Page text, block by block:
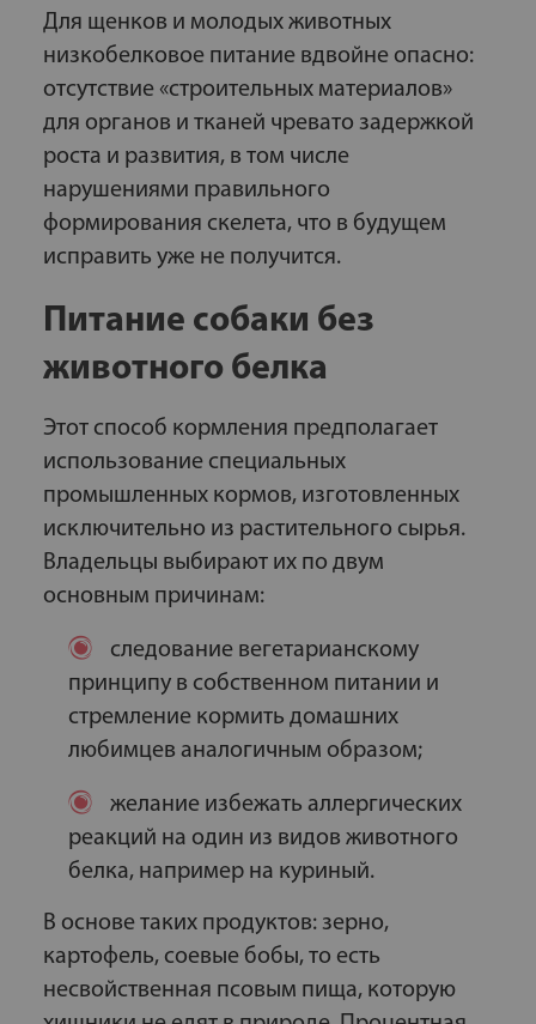
Для щенков и молодых животных
низкобелковое питание вдвойне опасно:
отсутствие «строительных материалов»
для органов и тканей чревато задержкой
роста и развития, в том числе
нарушениями правильного
формирования скелета, что в будущем
исправить уже не получится.
Питание собаки без
животного белка
Этот способ кормления предполагает
использование специальных
промышленных кормов, изготовленных
исключительно из растительного сырья.
Владельцы выбирают их по двум
основным причинам:
следование вегетарианскому
принципу в собственном питании и
стремление кормить домашних
любимцев аналогичным образом;
желание избежать аллергических
реакций на один из видов животного
белка, например на куриный.
В основе таких продуктов: зерно,
картофель, соевые бобы, то есть
несвойственная псовым пища, которую